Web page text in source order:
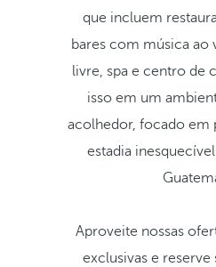
que incluem
bares com música ao
livre, spa e centro de
isso em um
acolhedor, focado em
estadia
Aproveite nossas
exclusivas e reserve